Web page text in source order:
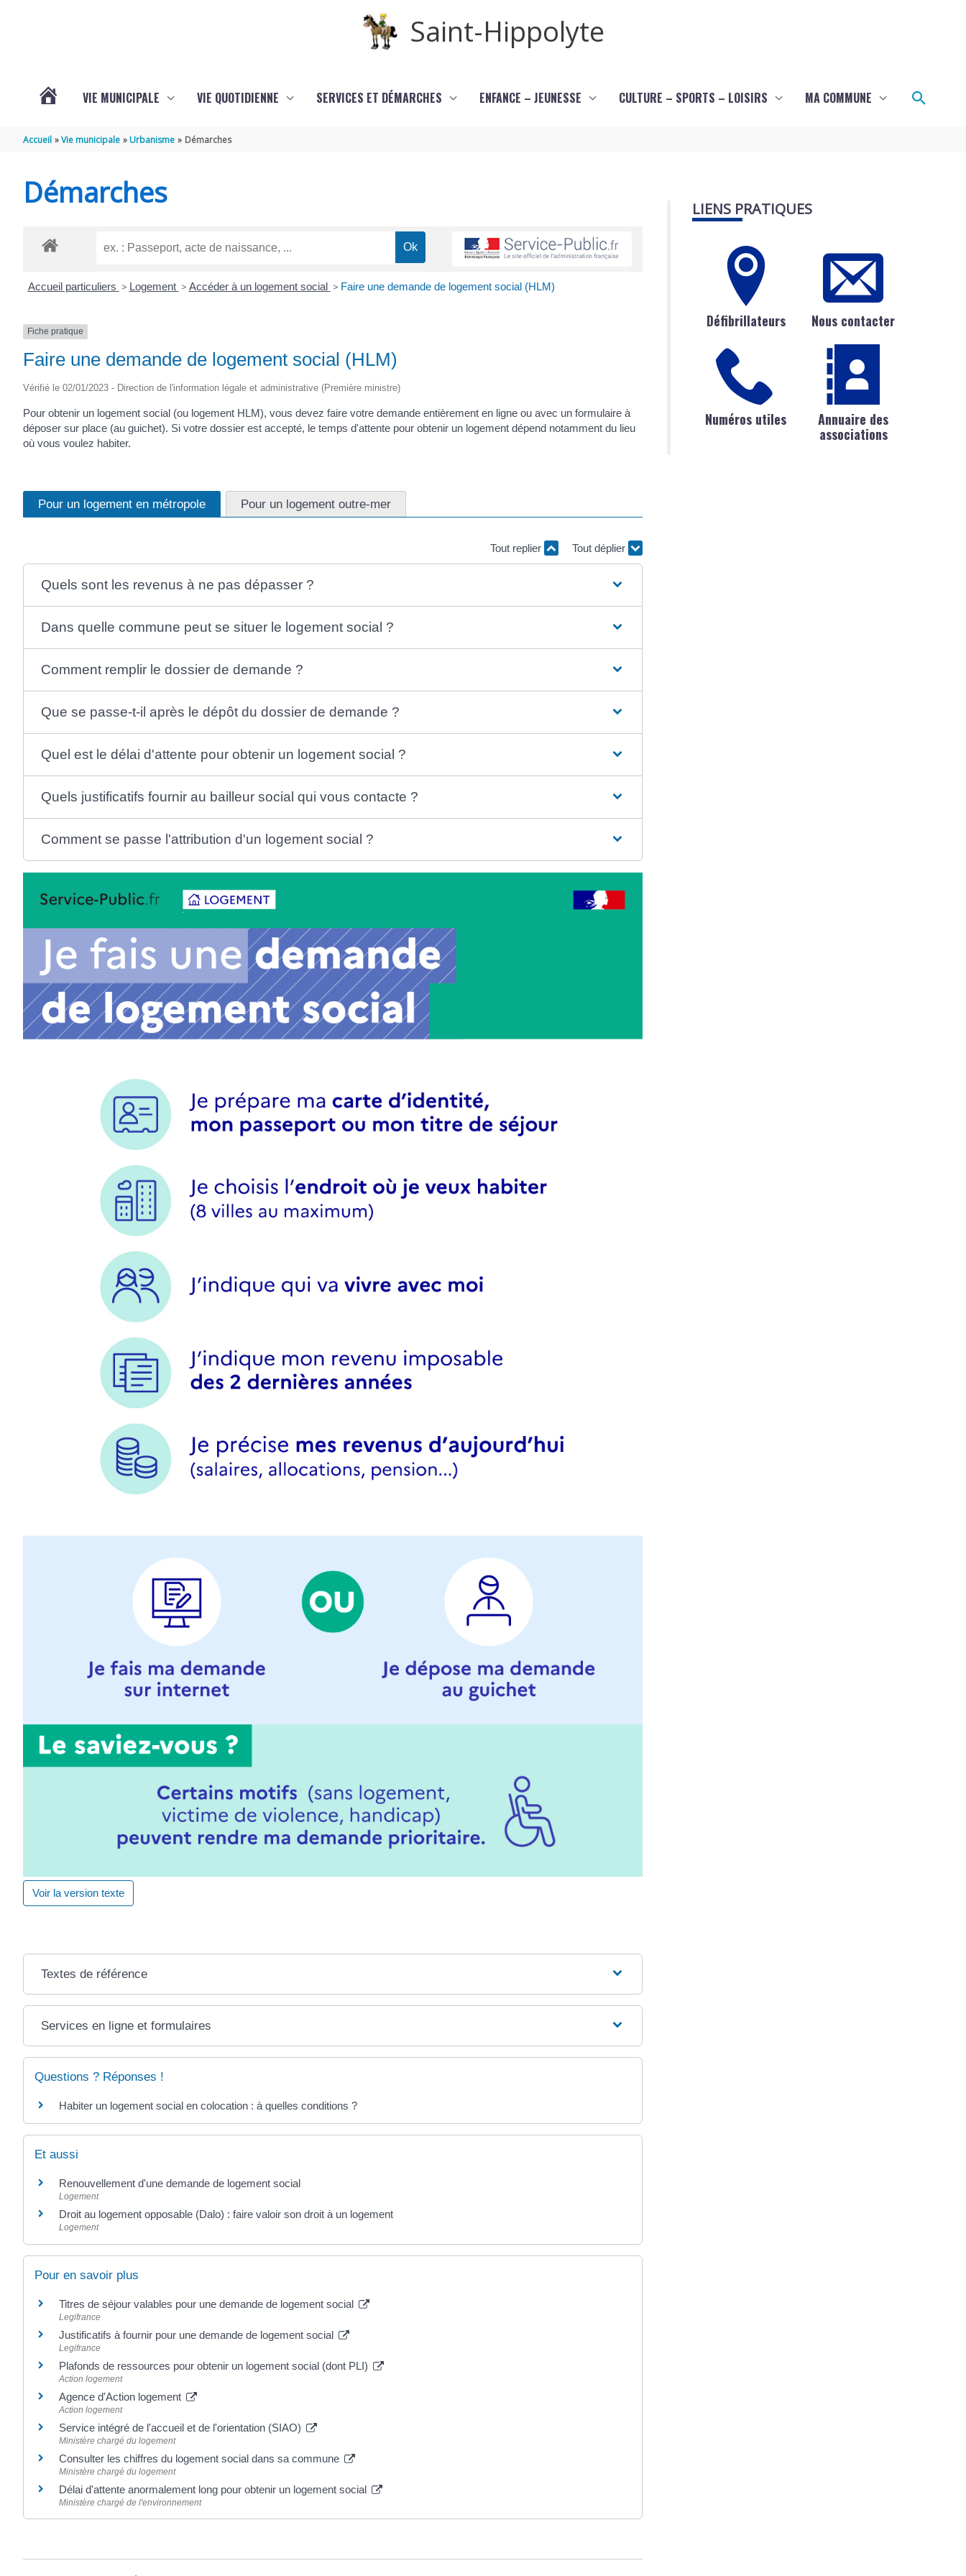
Saint-Hippolyte
SAINT-
(17430)
VIE MUNICIPALE VIE QUOTIDIENNE SERVICES ET DÉMARCHES ENFANCE – JEUNESSE CULTURE – SPORTS – LOISIRS MA COMMUNE
Accueil Vie municipale Urbanisme Démarches
Démarches
Accueil particuliers > Logement > Accéder à un logement social > Faire une demande de logement social (HLM)
Fiche pratique
Faire une demande de logement social (HLM)
Vérifié le 02/01/2023 - Direction de l'information légale et administrative (Première ministre)
Pour obtenir un logement social (ou logement HLM), vous devez faire votre demande entièrement en ligne ou avec un formulaire à
déposer sur place (au guichet). Si votre dossier est accepté, le temps d'attente pour obtenir un logement dépend notamment du lieu
où vous voulez habiter.
Pour un logement en métropole Pour un logement outre-mer
Tout replier Tout déplier
Quels sont les revenus à ne pas dépasser ?
Dans quelle commune peut se situer le logement social ?
Comment remplir le dossier de demande ?
Que se passe-t-il après le dépôt du dossier de demande ?
Quel est le délai d'attente pour obtenir un logement social ?
Quels justificatifs fournir au bailleur social qui vous contacte ?
Comment se passe l'attribution d'un logement social ?
Voir la version texte
Textes de référence
Services en ligne et formulaires
Questions ? Réponses !
Habiter un logement social en colocation : à quelles conditions ?
Et aussi
Renouvellement d'une demande de logement social
Logement
Droit au logement opposable (Dalo) : faire valoir son droit à un logement
Logement
Pour en savoir plus
Titres de séjour valables pour une demande de logement social
Legifrance
Justificatifs à fournir pour une demande de logement social
Legifrance
Plafonds de ressources pour obtenir un logement social (dont PLI)
Action logement
Agence d'Action logement
Action logement
Service intégré de l'accueil et de l'orientation (SIAO)
Ministère chargé du logement
Consulter les chiffres du logement social dans sa commune
Ministère chargé du logement
Délai d'attente anormalement long pour obtenir un logement social
Ministère chargé de l'environnement
LIENS PRATIQUES
Défibrillateurs Nous contacter
Numéros utiles
Annuaire des
associations